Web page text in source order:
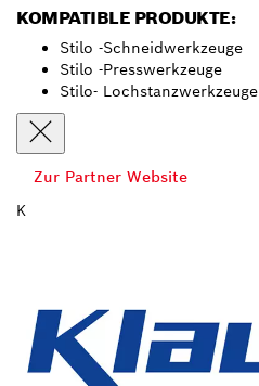
KOMPATIBLE PRODUKTE:
Stilo -Schneidwerkzeuge
Stilo -Presswerkzeuge
Stilo- Lochstanzwerkzeuge
Zur Partner Website
K